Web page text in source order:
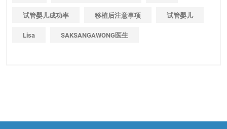
试管婴儿成功率 移植后注意事项 试管婴儿
Lisa SAKSANGAWONG医生